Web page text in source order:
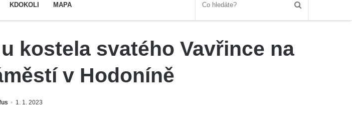
KDOKOLI MAPA
kostela svatého Vavřince na
v Hodoníně
1. 1. 2023